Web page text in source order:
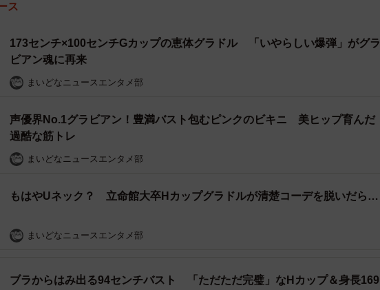
ス
173センチ×100センチGカップの恵体グラドル 「いやらしい爆弾」がグラ
ビアン魂に再来
まいどなニュースエンタメ部
声優界No.1グラビアン！豊満バスト包むピンクのビキニ 美ヒップ育んだ
過酷な筋トレ
まいどなニュースエンタメ部
もはやUネック？ 立命館大卒Hカップグラドルが清楚コーデを脱いだら…
まいどなニュースエンタメ部
ブラからはみ出る94センチバスト 「ただただ完璧」なHカップ＆身長169